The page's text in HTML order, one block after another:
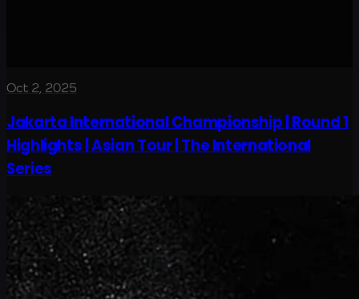
Oct 2, 2025
Jakarta International Championship | Round 1
Highlights | Asian Tour | The International
Series